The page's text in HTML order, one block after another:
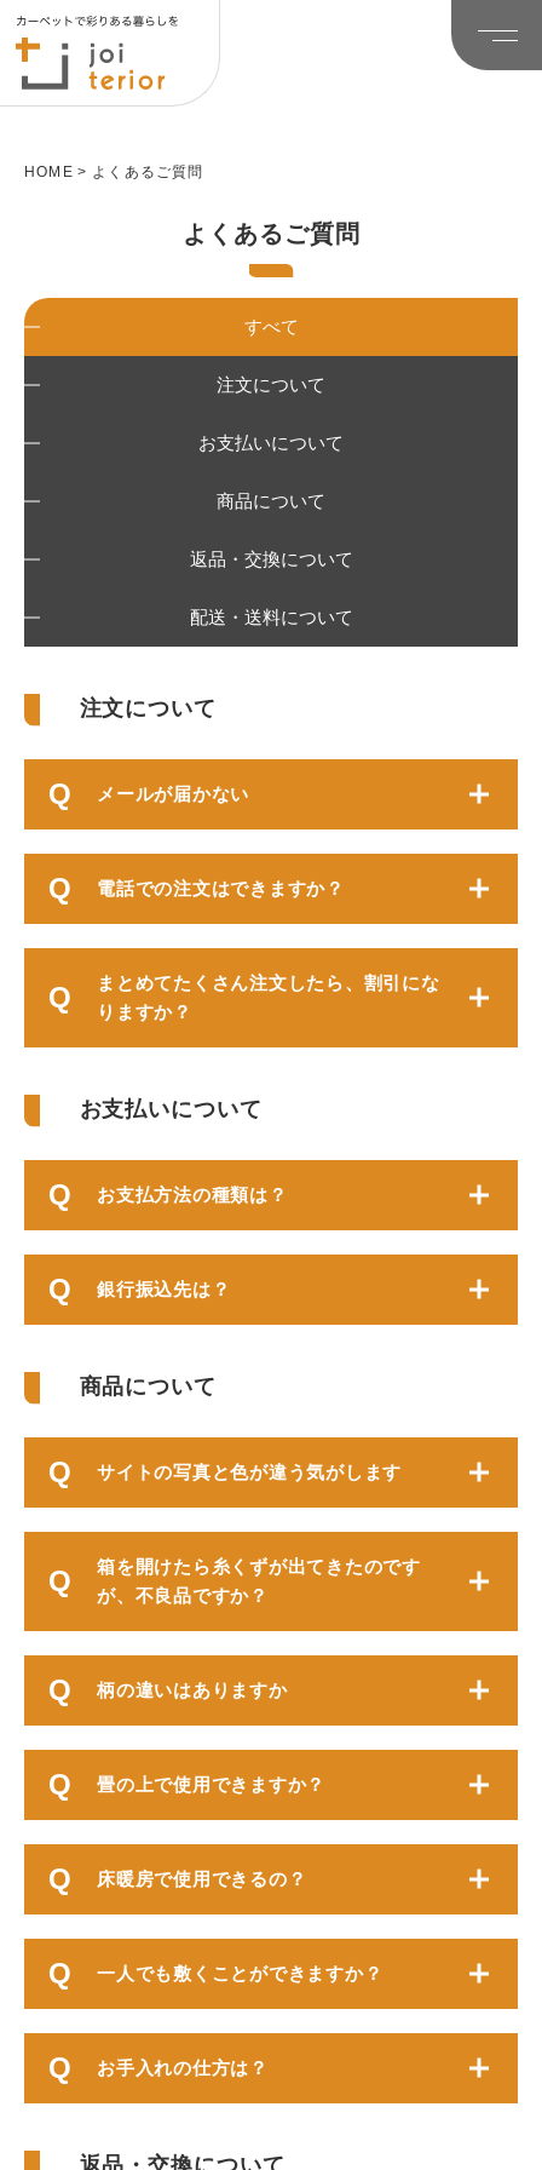
HOME よくあるご質問
よくあるご質問
すべて
注文について
お支払いについて
商品について
返品・交換について
配送・送料について
注文について
メールが届かない
電話での注文はできますか？
まとめてたくさん注文したら、割引にな
りますか？
お支払いについて
お支払方法の種類は？
銀行振込先は？
商品について
サイトの写真と色が違う気がします
箱を開けたら糸くずが出てきたのです
が、不良品ですか？
柄の違いはありますか
畳の上で使用できますか？
床暖房で使用できるの？
一人でも敷くことができますか？
お手入れの仕方は？
返品・交換について